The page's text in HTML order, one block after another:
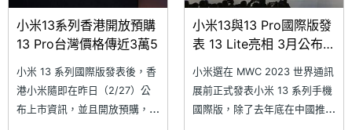
小米13系列香港開放預購
13 Pro台灣價格傳近3萬5
小米 13 系列國際版發表後，香
港小米隨即在昨日（2/27）公
布上市資訊，並且開放預購，
小米13與13 Pro國際版發
表 13 Lite亮相 3月公布台
小米選在 MWC 2023 世界通訊
展前正式發表小米 13 系列手機
國際版，除了去年底在中國推